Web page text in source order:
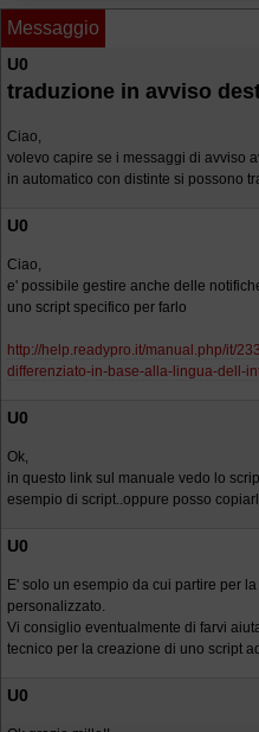
Messaggio
U0
traduzione in avviso
Ciao,
volevo capire se i messaggi di avviso
in automatico con distinte si possono
U0
Ciao,
e' possibile gestire anche delle
uno script specifico per farlo
http://help.readypro.it/manual.php/it/
differenziato-in-base-alla-lingua-dell-
U0
Ok,
in questo link sul manuale vedo lo
esempio di script..oppure posso
U0
E' solo un esempio da cui partire per
personalizzato.
Vi consiglio eventualmente di farvi
tecnico per la creazione di uno script
U0